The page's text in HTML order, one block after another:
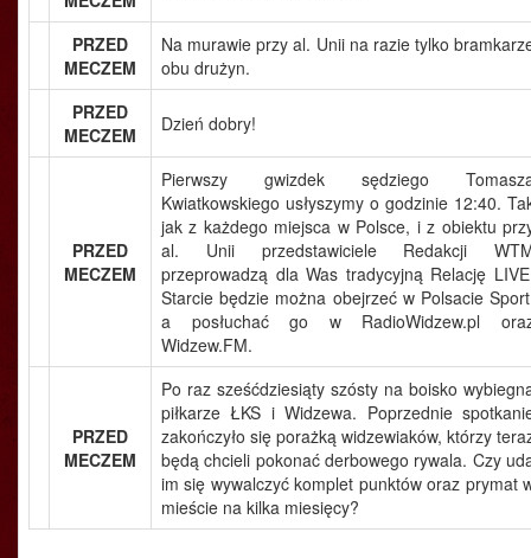
PRZED
MECZEM
Na murawie przy al. Unii na razie tylko
obu drużyn.
PRZED
MECZEM
Dzień dobry!
PRZED
MECZEM
Pierwszy gwizdek sędziego
Kwiatkowskiego usłyszymy o godzinie 12:40.
jak z każdego miejsca w Polsce, i z obiektu
al. Unii przedstawiciele Redakcji
przeprowadzą dla Was tradycyjną Relację
Starcie będzie można obejrzeć w Polsacie
a posłuchać go w RadioWidzew.pl
Widzew.FM.
PRZED
MECZEM
Po raz sześćdziesiąty szósty na boisko
piłkarze ŁKS i Widzewa. Poprzednie
zakończyło się porażką widzewiaków, którzy
będą chcieli pokonać derbowego rywala. Czy
im się wywalczyć komplet punktów oraz prymat
mieście na kilka miesięcy?